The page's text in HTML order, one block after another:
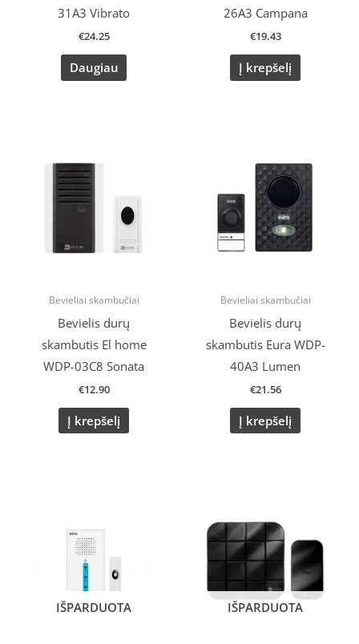
31A3 Vibrato
€24.25
Daugiau
26A3 Campana
€19.43
Į krepšelį
Bevieliai skambučiai
Bevielis durų
skambutis El home
WDP-03C8 Sonata
€12.90
Į krepšelį
Bevieliai skambučiai
Bevielis durų
skambutis Eura WDP-
40A3 Lumen
€21.56
Į krepšelį
IŠPARDUOTA IŠPARDUOTA